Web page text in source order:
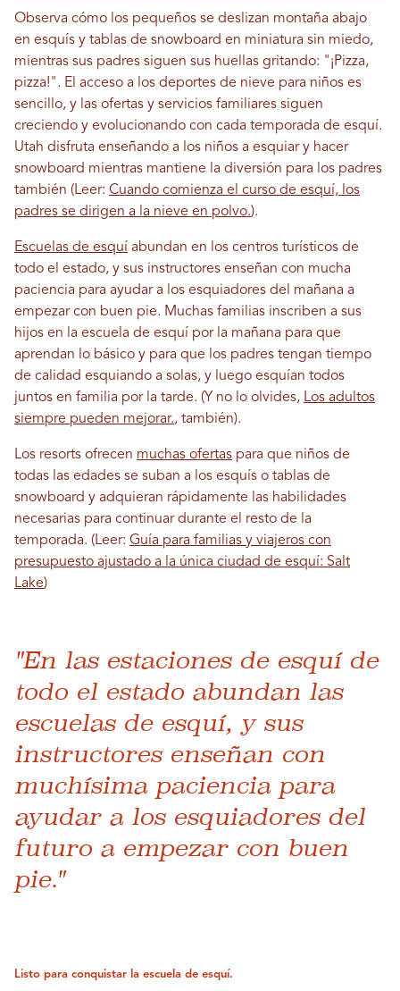
Observa cómo los pequeños se deslizan montaña abajo
en esquís y tablas de snowboard en miniatura sin miedo,
mientras sus padres siguen sus huellas gritando: "¡Pizza,
pizza!". El acceso a los deportes de nieve para niños es
sencillo, y las ofertas y servicios familiares siguen
creciendo y evolucionando con cada temporada de esquí.
Utah disfruta enseñando a los niños a esquiar y hacer
snowboard mientras mantiene la diversión para los padres
también (Leer: Cuando comienza el curso de esquí, los
padres se dirigen a la nieve en polvo.).
Escuelas de esquí abundan en los centros turísticos de
todo el estado, y sus instructores enseñan con mucha
paciencia para ayudar a los esquiadores del mañana a
empezar con buen pie. Muchas familias inscriben a sus
hijos en la escuela de esquí por la mañana para que
aprendan lo básico y para que los padres tengan tiempo
de calidad esquiando a solas, y luego esquían todos
juntos en familia por la tarde. (Y no lo olvides, Los adultos
siempre pueden mejorar., también).
Los resorts ofrecen muchas ofertas para que niños de
todas las edades se suban a los esquís o tablas de
snowboard y adquieran rápidamente las habilidades
necesarias para continuar durante el resto de la
temporada. (Leer: Guía para familias y viajeros con
presupuesto ajustado a la única ciudad de esquí: Salt
Lake)
"En las estaciones de esquí de
todo el estado abundan las
escuelas de esquí, y sus
instructores enseñan con
muchísima paciencia para
ayudar a los esquiadores del
futuro a empezar con buen
pie."
Listo para conquistar la escuela de esquí.